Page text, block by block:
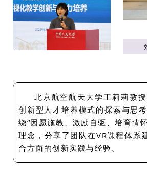
北京航空航天大学王莉莉教
创新型人才培养模式的探索与思
绕“因愿施教、激励自驱、培育情
理念，分享了团队在VR课程体系
合方面的创新实践与经验。